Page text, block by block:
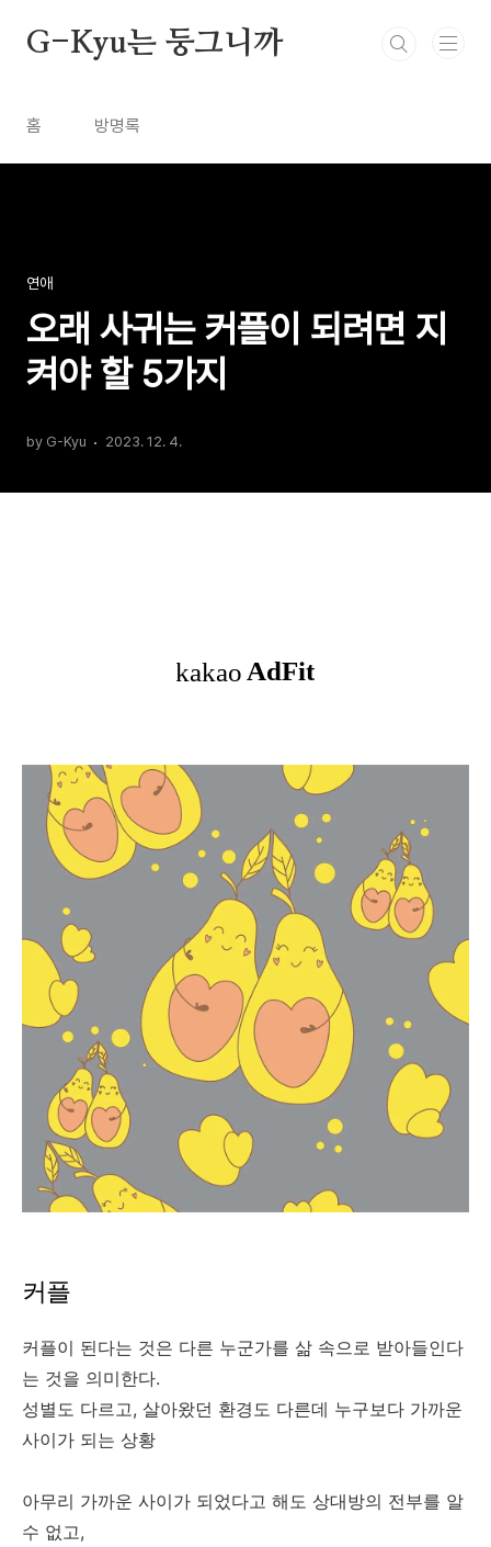
G-Kyu는 둥그니까
홈 방명록
연애
오래 사귀는 커플이 되려면 지
켜야 할 5가지
by G-Kyu 2023. 12. 4.
커플
커플이 된다는 것은 다른 누군가를 삶 속으로 받아들인다
는 것을 의미한다.
성별도 다르고, 살아왔던 환경도 다른데 누구보다 가까운
사이가 되는 상황
아무리 가까운 사이가 되었다고 해도 상대방의 전부를 알
수 없고,